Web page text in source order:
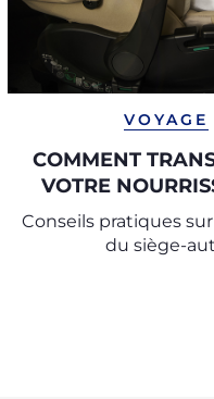
VOYAGE
COMMENT
VOTRE
VOITURE
Conseils pratiques
du siège-